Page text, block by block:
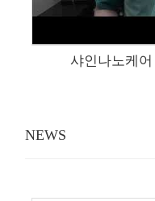
샤인나노케어
NEWS